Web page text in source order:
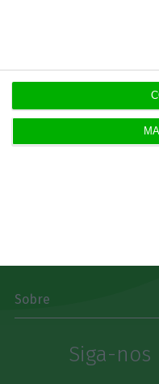
Download
Disponível
Watch e Android
Sobre
Siga-nos